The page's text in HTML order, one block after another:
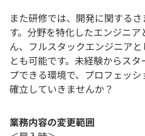
また研修では、開発に関する
す。分野を特化したエンジニ
ん、フルスタックエンジニア
とも可能です。未経験からス
プできる環境で、プロフェッ
確立していきませんか？
業務内容の変更範囲